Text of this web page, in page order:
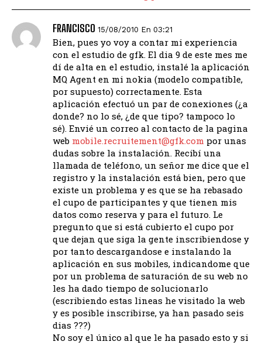
FRANCISCO 15/08/2010 En 03:21
Bien, pues yo voy a contar mi experiencia
con el estudio de gfk. El dia 9 de este mes me
dí de alta en el estudio, instalé la aplicación
MQ Agent en mi nokia (modelo compatible,
por supuesto) correctamente. Esta
aplicación efectuó un par de conexiones (¿a
donde? no lo sé, ¿de que tipo? tampoco lo
sé). Envié un correo al contacto de la pagina
web mobile.recruitement@gfk.com por unas
dudas sobre la instalación. Recibí una
llamada de teléfono, un señor me dice que el
registro y la instalación está bien, pero que
existe un problema y es que se ha rebasado
el cupo de participantes y que tienen mis
datos como reserva y para el futuro. Le
pregunto que si está cubierto el cupo por
que dejan que siga la gente inscribiendose y
por tanto descargandose e instalando la
aplicación en sus mobiles, indicandome que
por un problema de saturación de su web no
les ha dado tiempo de solucionarlo
(escribiendo estas lineas he visitado la web
y es posible inscribirse, ya han pasado seis
dias ???)
No soy el único al que le ha pasado esto y si